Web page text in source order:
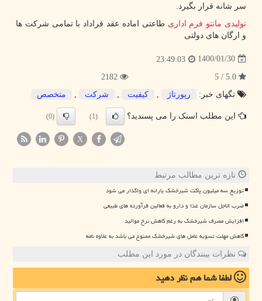
سر شانه قرار بگیرد.
تولیدی مانتو فرم اداری طاعتی اماده عقد قراداد با تمامی شرکت ها
و ارگان های دولتی
1400/01/30
23:49:03
تگهای خبر:
رپورتاژ كیفیت شركت متخصص
این مطلب اسنک را می پسندید؟ (1)
(0)
X
تازه ترین مطالب مرتبط
توزیع سه میلیون پاکت شیرخشک یارانه ای واگذار می شود
ضرب الاجل سازمان غذا و دارو به فعالین فرآورده های طبیعی
افزایش مصرف شیرخشک به رغم کاهش نرخ موالید
کاهش مهلت تسویه عامل های شیرخشک ممنوع می باشد به علاوه نامه
نظرات بینندگان در مورد این مطلب
لطفا شما همنظر دهید